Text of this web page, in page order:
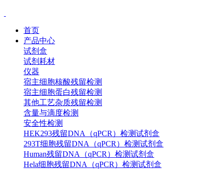
首页
产品中心
试剂盒
试剂耗材
仪器
宿主细胞核酸残留检测
宿主细胞蛋白残留检测
其他工艺杂质残留检测
含量与滴度检测
安全性检测
HEK293残留DNA（qPCR）检测试剂盒
293T细胞残留DNA（qPCR）检测试剂盒
Human残留DNA（qPCR）检测试剂盒
Hela细胞残留DNA（qPCR）检测试剂盒